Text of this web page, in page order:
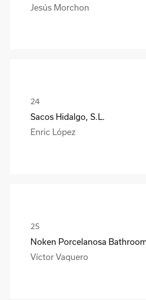
Jesús Morchon
Sacos Hidalgo, S.L.
Enric López
Noken Porcelanosa
Víctor Vaquero